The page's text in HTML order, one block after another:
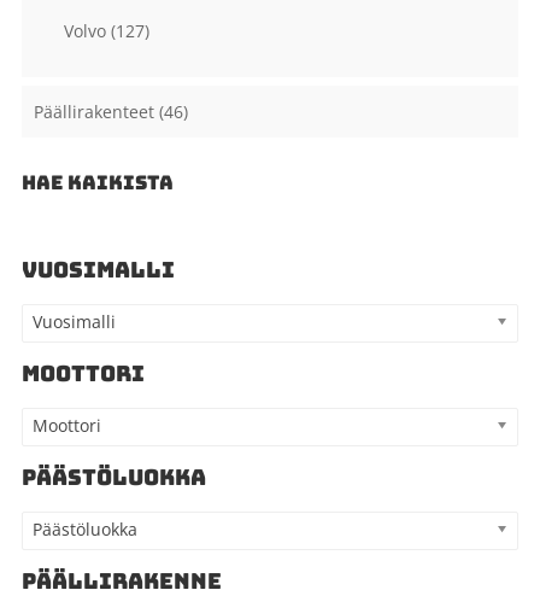
Volvo (127)
Päällirakenteet (46)
HAE KAIKISTA
VUOSIMALLI
Vuosimalli
MOOTTORI
Moottori
PÄÄSTÖLUOKKA
Päästöluokka
PÄÄLLIRAKENNE